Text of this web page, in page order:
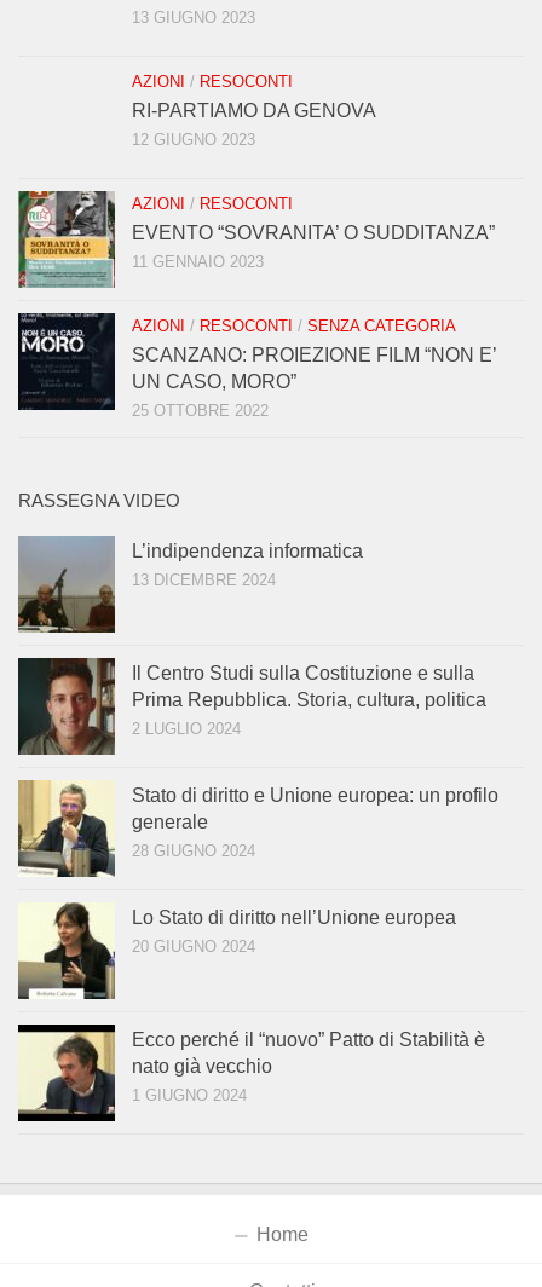
13 GIUGNO 2023
AZIONI / RESOCONTI
RI-PARTIAMO DA GENOVA
12 GIUGNO 2023
AZIONI / RESOCONTI
EVENTO “SOVRANITA’ O SUDDITANZA”
11 GENNAIO 2023
AZIONI / RESOCONTI / SENZA CATEGORIA
SCANZANO: PROIEZIONE FILM “NON E’
UN CASO, MORO”
25 OTTOBRE 2022
RASSEGNA VIDEO
L’indipendenza informatica
13 DICEMBRE 2024
Il Centro Studi sulla Costituzione e sulla
Prima Repubblica. Storia, cultura, politica
2 LUGLIO 2024
Stato di diritto e Unione europea: un profilo
generale
28 GIUGNO 2024
Lo Stato di diritto nell’Unione europea
20 GIUGNO 2024
Ecco perché il “nuovo” Patto di Stabilità è
nato già vecchio
1 GIUGNO 2024
Home